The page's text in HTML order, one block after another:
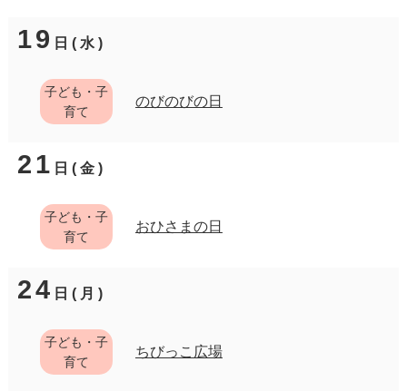
19 日(水)
子ども・子
育て
のびのびの日
21 日(金)
子ども・子
育て
おひさまの日
24 日(月)
子ども・子
育て
ちびっこ広場